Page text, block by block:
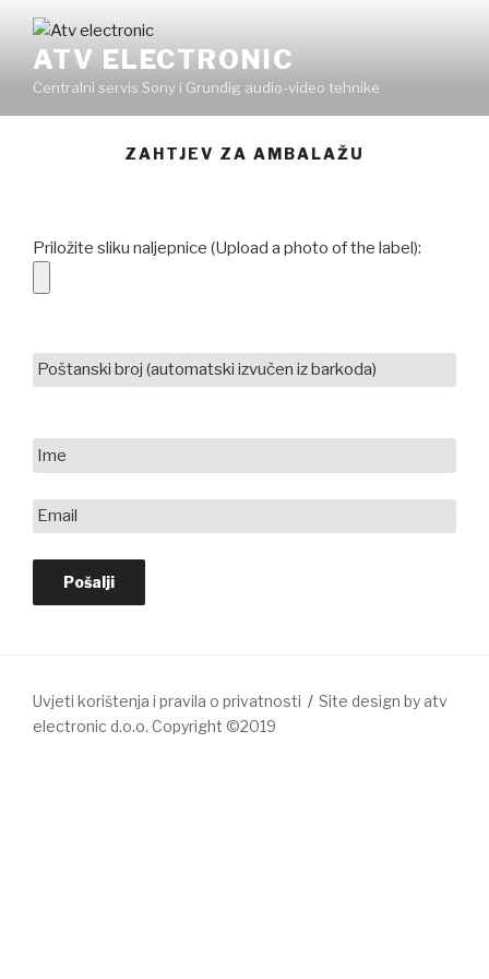
contentATV ELECTRONIC
Centralni servis Sony i Grundig audio-video tehnike
ZAHTJEV ZA AMBALAŽU
Priložite sliku naljepnice (Upload a photo of the label):
Uvjeti korištenja i pravila o privatnosti
Site design by atv
electronic d.o.o. Copyright ©2019